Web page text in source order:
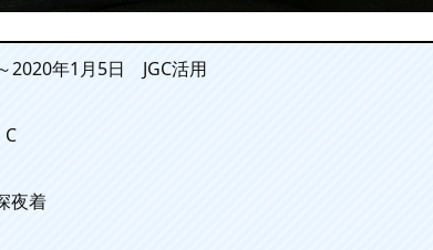
2020年1月5日 JGC活用
C
夜着